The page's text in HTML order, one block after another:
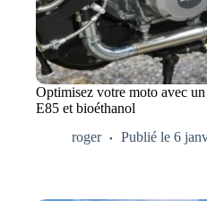
Optimisez votre moto avec
E85 et bioéthanol
roger
Publié le 6